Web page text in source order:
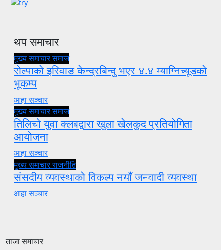
थप समाचार
मुख्य समाचारसमाज
रोल्पाको इरिवाङ केन्द्रबिन्दु भएर ४.४ म्याग्निच्यूडको
भूकम्प
आहा सञ्चार
मुख्य समाचारसमाज
तिलिचो युवा क्लबद्वारा खुला खेलकुद प्रतियोगिता
आयोजना
आहा सञ्चार
मुख्य समाचारराजनीति
संसदीय व्यवस्थाको विकल्प नयाँ जनवादी व्यवस्था
आहा सञ्चार
ताजा समाचार